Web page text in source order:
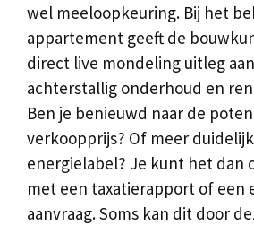
wel meeloopkeuring. Bij het
appartement geeft de
direct live mondeling uitleg
achterstallig onderhoud en
Ben je benieuwd naar de
verkoopprijs? Of meer
energielabel? Je kunt het dan
met een taxatierapport of een
aanvraag. Soms kan dit door